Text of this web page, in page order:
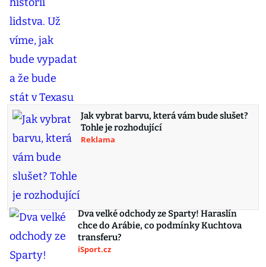
Jak vybrat barvu, která vám bude slušet?
Tohle je rozhodující
Reklama
Dva velké odchody ze Sparty! Haraslín
chce do Arábie, co podmínky Kuchtova
transferu?
iSport.cz